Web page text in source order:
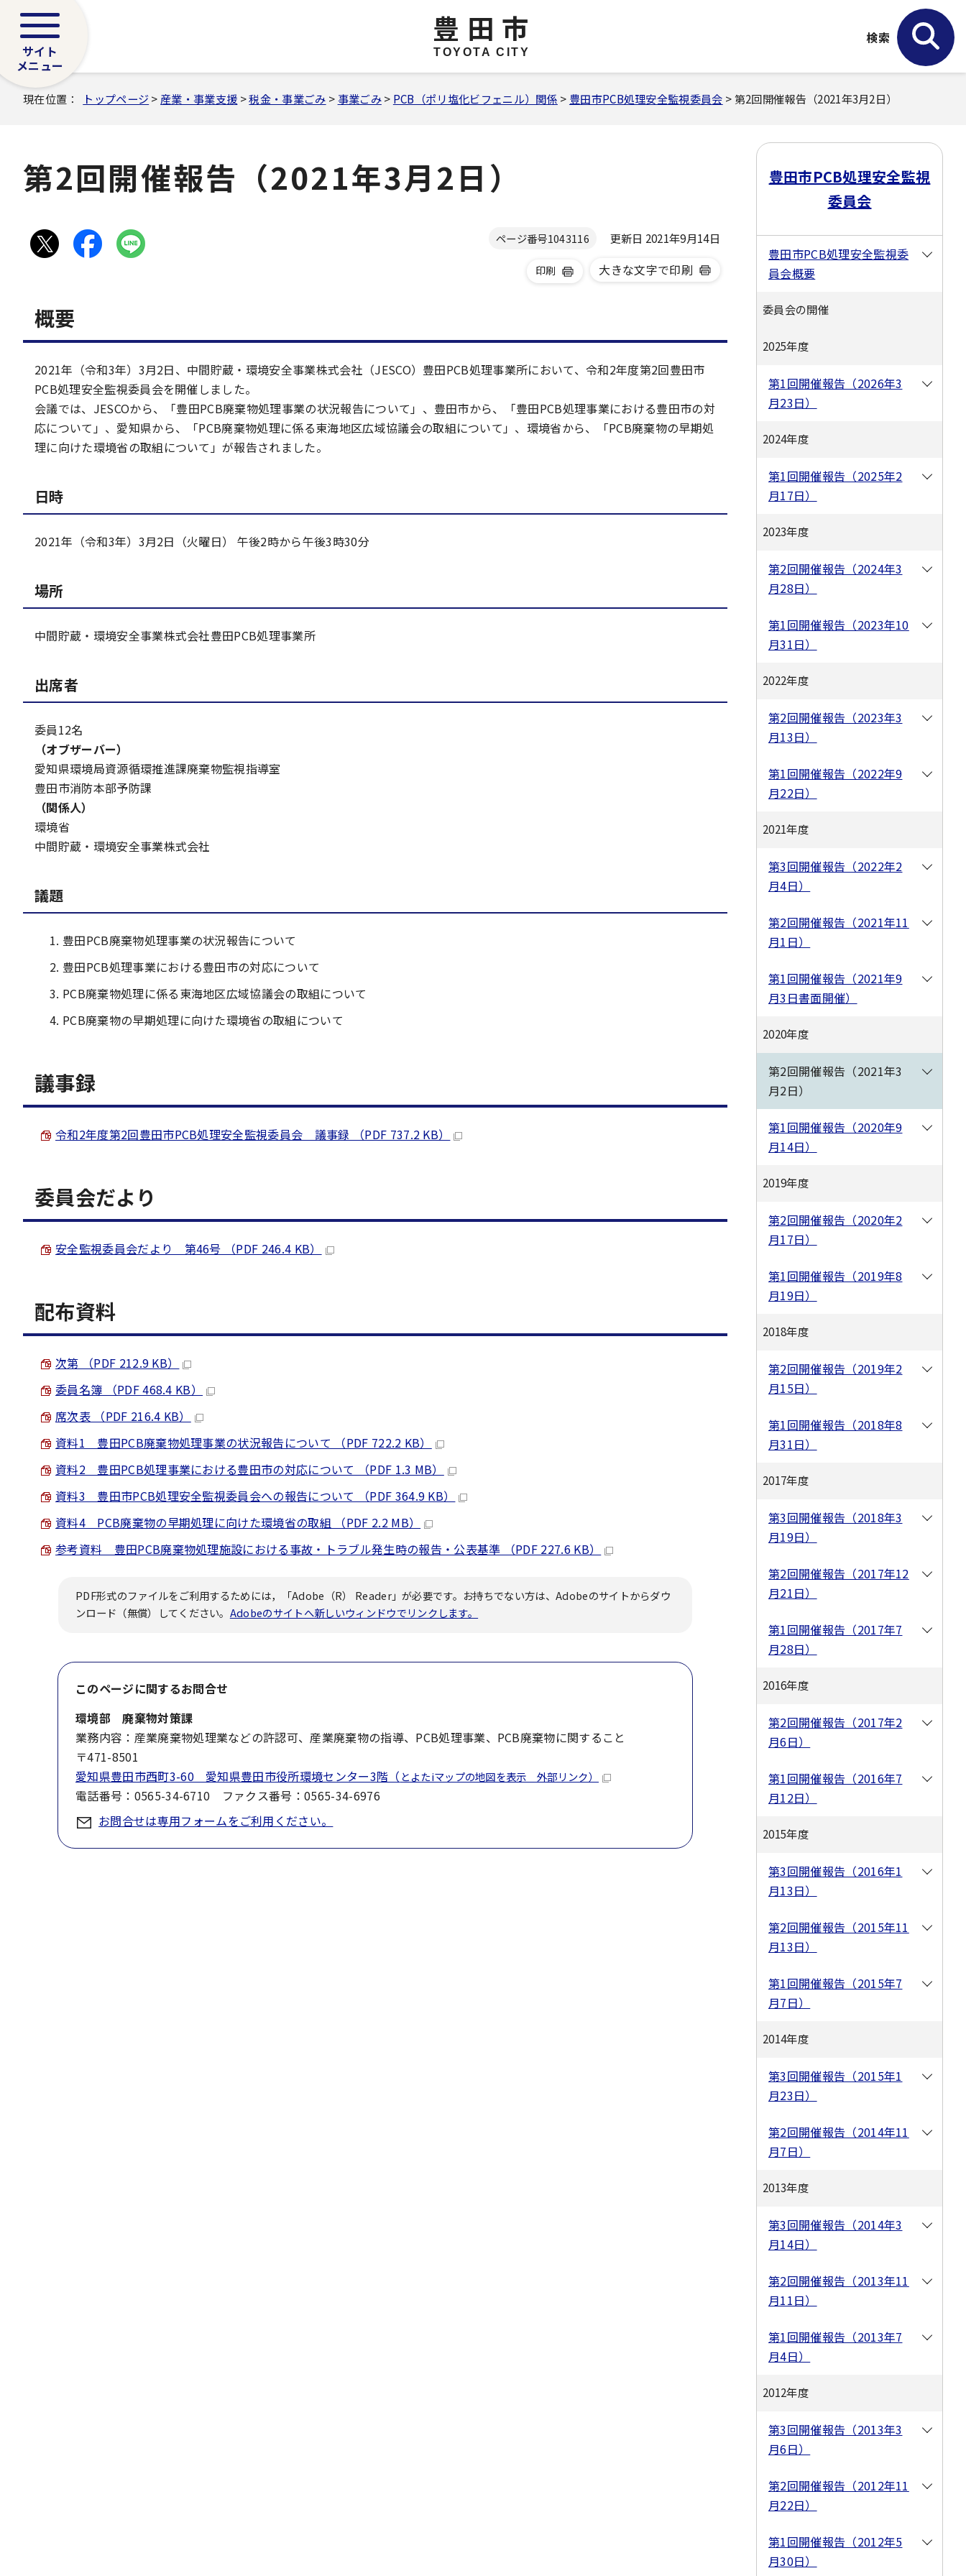
豊田市
TOYOTA CITY
サイト
メニュー
検索
現在位置： トップページ > 産業・事業支援 >税金・事業ごみ >事業ごみ> PCB（ポリ塩化ビフェニル）関係 > 豊田市PCB処理安全監視委員会 > 第2回開催報告（2021年3月2日）
第2回開催報告（2021年3月2日）
ページ番号1043116 更新日 2021年9月14日
印刷 大きな文字で印刷
概要
2021年（令和3年）3月2日、中間貯蔵・環境安全事業株式会社（JESCO）豊田PCB処理事業所において、令和2年度第2回豊田市
PCB処理安全監視委員会を開催しました。
会議では、JESCOから、「豊田PCB廃棄物処理事業の状況報告について」、豊田市から、「豊田PCB処理事業における豊田市の対
応について」、愛知県から、「PCB廃棄物処理に係る東海地区広域協議会の取組について」、環境省から、「PCB廃棄物の早期処
理に向けた環境省の取組について」が報告されました。
日時
2021年（令和3年）3月2日（火曜日） 午後2時から午後3時30分
場所
中間貯蔵・環境安全事業株式会社豊田PCB処理事業所
出席者
委員12名
（オブザーバー）
愛知県環境局資源循環推進課廃棄物監視指導室
豊田市消防本部予防課
（関係人）
環境省
中間貯蔵・環境安全事業株式会社
議題
豊田PCB廃棄物処理事業の状況報告について
豊田PCB処理事業における豊田市の対応について
PCB廃棄物処理に係る東海地区広域協議会の取組について
PCB廃棄物の早期処理に向けた環境省の取組について
議事録
令和2年度第2回豊田市PCB処理安全監視委員会 議事録 （PDF 737.2 KB）
委員会だより
安全監視委員会だより 第46号 （PDF 246.4 KB）
配布資料
次第 （PDF 212.9 KB）
委員名簿 （PDF 468.4 KB）
席次表 （PDF 216.4 KB）
資料1 豊田PCB廃棄物処理事業の状況報告について （PDF 722.2 KB）
資料2 豊田PCB処理事業における豊田市の対応について （PDF 1.3 MB）
資料3 豊田市PCB処理安全監視委員会への報告について （PDF 364.9 KB）
資料4 PCB廃棄物の早期処理に向けた環境省の取組 （PDF 2.2 MB）
参考資料 豊田PCB廃棄物処理施設における事故・トラブル発生時の報告・公表基準 （PDF 227.6 KB）
PDF形式のファイルをご利用するためには，「Adobe（R） Reader」が必要です。お持ちでない方は、Adobeのサイトからダウ
ンロード（無償）してください。 Adobeのサイトへ新しいウィンドウでリンクします。
このページに関するお問合せ
環境部 廃棄物対策課
業務内容：産業廃棄物処理業などの許認可、産業廃棄物の指導、PCB処理事業、PCB廃棄物に関すること
〒471-8501
愛知県豊田市西町3-60 愛知県豊田市役所環境センター3階（ とよたiマップの地図を表示 外部リンク）
電話番号：0565-34-6710 ファクス番号：0565-34-6976
お問合せは専用フォームをご利用ください。
豊田市PCB処理安全監視
委員会
豊田市PCB処理安全監視委
員会概要
委員会の開催
2025年度
第1回開催報告（2026年3
月23日）
2024年度
第1回開催報告（2025年2
月17日）
2023年度
第2回開催報告（2024年3
月28日）
第1回開催報告（2023年10
月31日）
2022年度
第2回開催報告（2023年3
月13日）
第1回開催報告（2022年9
月22日）
2021年度
第3回開催報告（2022年2
月4日）
第2回開催報告（2021年11
月1日）
第1回開催報告（2021年9
月3日書面開催）
2020年度
第2回開催報告（2021年3
月2日）
第1回開催報告（2020年9
月14日）
2019年度
第2回開催報告（2020年2
月17日）
第1回開催報告（2019年8
月19日）
2018年度
第2回開催報告（2019年2
月15日）
第1回開催報告（2018年8
月31日）
2017年度
第3回開催報告（2018年3
月19日）
第2回開催報告（2017年12
月21日）
第1回開催報告（2017年7
月28日）
2016年度
第2回開催報告（2017年2
月6日）
第1回開催報告（2016年7
月12日）
2015年度
第3回開催報告（2016年1
月13日）
第2回開催報告（2015年11
月13日）
第1回開催報告（2015年7
月7日）
2014年度
第3回開催報告（2015年1
月23日）
第2回開催報告（2014年11
月7日）
2013年度
第3回開催報告（2014年3
月14日）
第2回開催報告（2013年11
月11日）
第1回開催報告（2013年7
月4日）
2012年度
第3回開催報告（2013年3
月6日）
第2回開催報告（2012年11
月22日）
第1回開催報告（2012年5
月30日）